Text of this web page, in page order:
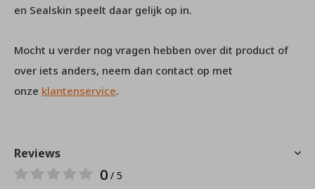
en Sealskin speelt daar gelijk op in.
Mocht u verder nog vragen hebben over dit product of
over iets anders, neem dan contact op met
onze klantenservice.
Reviews
0 / 5